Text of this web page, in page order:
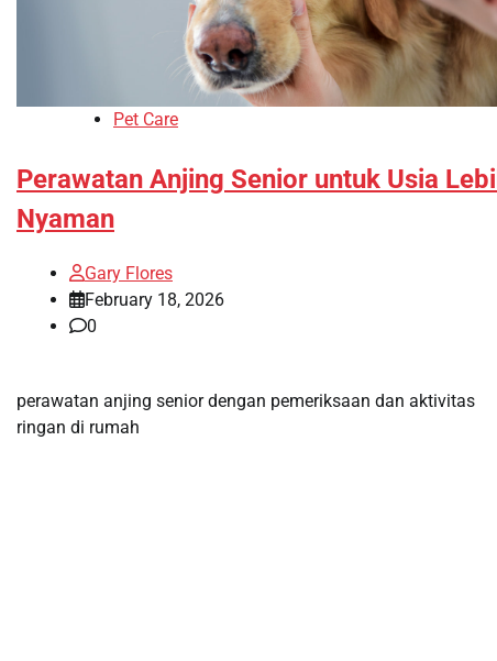
Pet Care
Perawatan Anjing Senior untuk Usia
Nyaman
Gary Flores
February 18, 2026
0
perawatan anjing senior dengan pemeriksaan dan aktivitas
ringan di rumah